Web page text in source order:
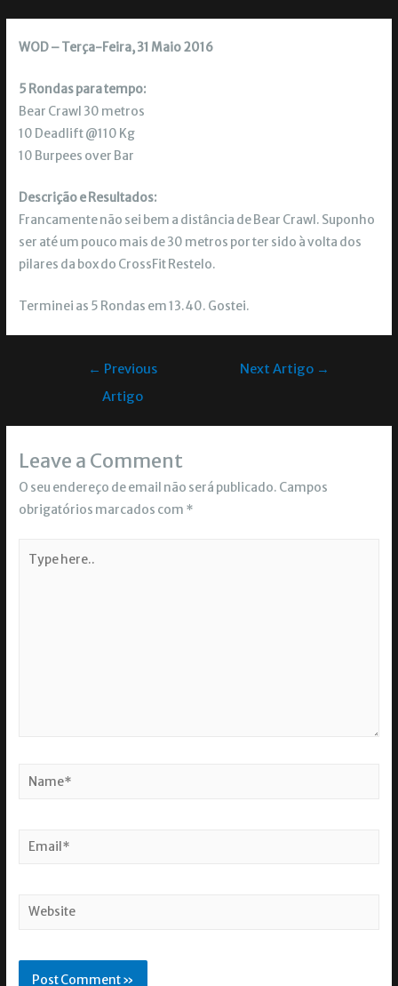
WOD – Terça-Feira, 31 Maio 2016
5 Rondas para tempo:
Bear Crawl 30 metros
10 Deadlift @110 Kg
10 Burpees over Bar
Descrição e Resultados:
Francamente não sei bem a distância de Bear Crawl. Suponho
ser até um pouco mais de 30 metros por ter sido à volta dos
pilares da box do CrossFit Restelo.
Terminei as 5 Rondas em 13.40. Gostei.
← Previous
Artigo
Next Artigo →
Leave a Comment
O seu endereço de email não será publicado. Campos
obrigatórios marcados com *